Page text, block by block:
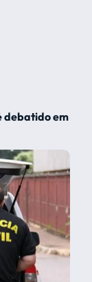
debatido em